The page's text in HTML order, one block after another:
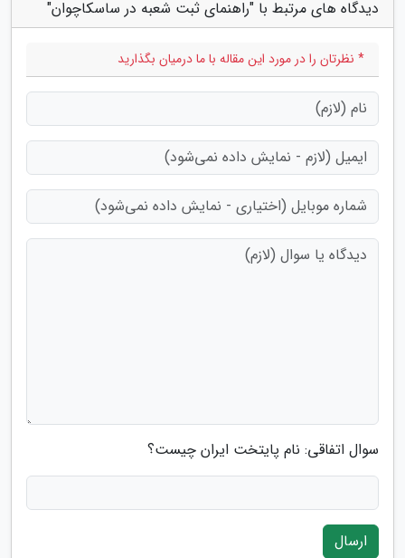
دیدگاه های مرتبط با "راهنمای ثبت شعبه در ساسکاچوان"
* نظرتان را در مورد این مقاله با ما درمیان بگذارید
سوال اتفاقی: نام پایتخت ایران چیست؟
ارسال